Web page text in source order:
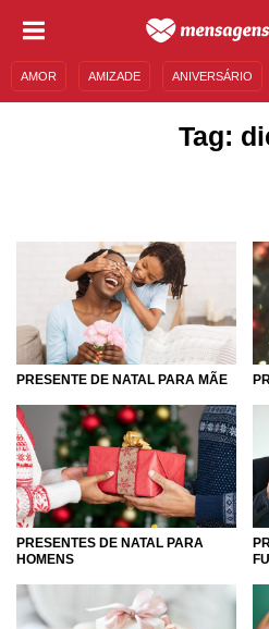
AMOR AMIZADE ANIVERSÁRIO
ENTRETENIMENTO FAMOSOS
Tag:
PRESENTE DE NATAL PARA MÃE
PRESENTES DE NATAL PARA
HOMENS